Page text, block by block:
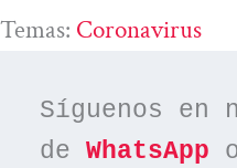
Temas: Coronavirus
Síguenos en
de WhatsApp